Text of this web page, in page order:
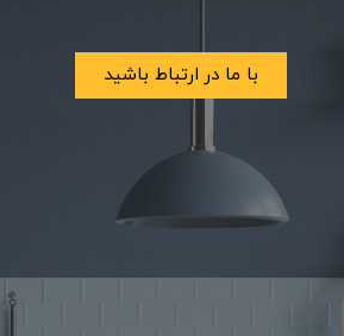
با ما در ارتباط باشید